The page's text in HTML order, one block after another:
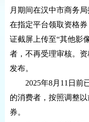
月期间在汉中市商务
在指定平台领取资格
证截屏上传至“其他影
者，不再受理审核。
发布。
2025年8月11日前
的消费者，按照调整
券。